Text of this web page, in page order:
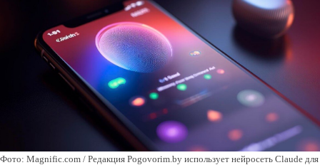
Фото: Magnific.com / Редакция Pogovorim.by использует нейросеть Claude для